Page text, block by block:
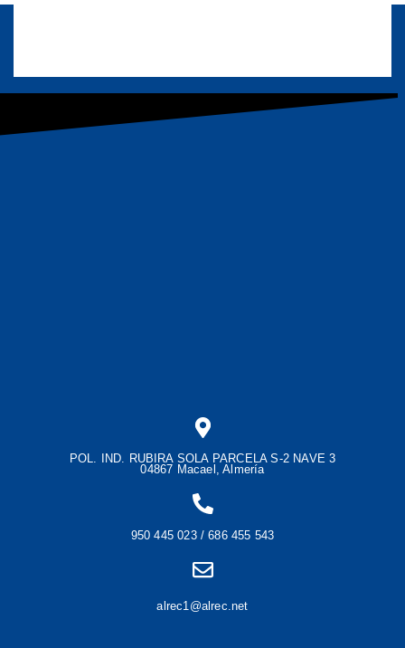
POL. IND. RUBIRA SOLA PARCELA S-2 NAVE 3
04867 Macael, Almería
950 445 023 / 686 455 543
alrec1@alrec.net